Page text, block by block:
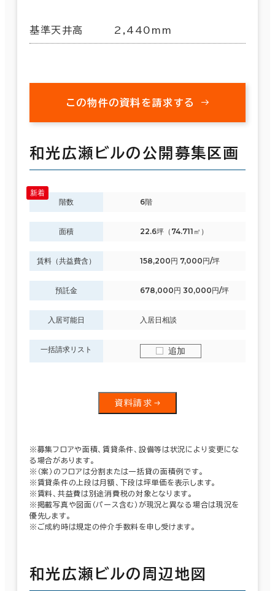
基準天井高 2,440mm
この物件の資料を請求する
和光広瀬ビルの公開募集区画
階数 6階
面積 22.6坪（74.711㎡）
賃料（共益費含） 158,200円 7,000円/坪
預託金 678,000円 30,000円/坪
入居可能日 入居日相談
一括請求リスト 追加
資料請求
※募集フロアや面積、賃貸条件、設備等は状況により変更にな
る場合があります。
※（案）のフロアは分割または一括貸の面積例です。
※賃貸条件の上段は月額、下段は坪単価を表示します。
※賃料、共益費は別途消費税の対象となります。
※掲載写真や図面（パース含む）が現況と異なる場合は現況を
優先します。
※ご成約時は規定の仲介手数料を申し受けます。
和光広瀬ビルの周辺地図